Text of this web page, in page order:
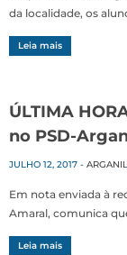
da localidade, os
Leia mais
ÚLTIMA
no PSD-
JULHO 12, 2017 - ARGANIL
Em nota enviada à
Amaral, comunica
Leia mais